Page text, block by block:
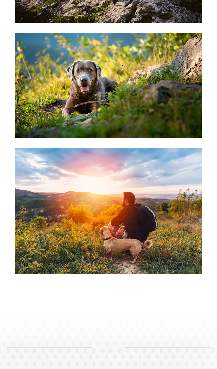
READ MORE
READ MORE